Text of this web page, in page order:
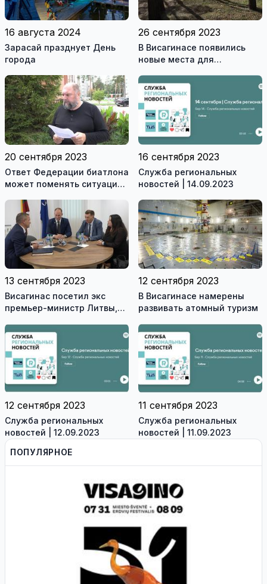
16 августа 2024
Зарасай празднует День
города
26 сентября 2023
В Висагинасе появились
новые места для
взрослых (видео)
20 сентября 2023
Ответ Федерации биатлона
может поменять ситуацию
(видео)
16 сентября 2023
Служба региональных
новостей | 14.09.2023
13 сентября 2023
Висагинас посетил экс
премьер-министр Литвы,
Буткявичюс (видео)
12 сентября 2023
В Висагинасе намерены
развивать атомный туризм
12 сентября 2023
Служба региональных
новостей | 12.09.2023
11 сентября 2023
Служба региональных
новостей | 11.09.2023
ПОПУЛЯРНОЕ